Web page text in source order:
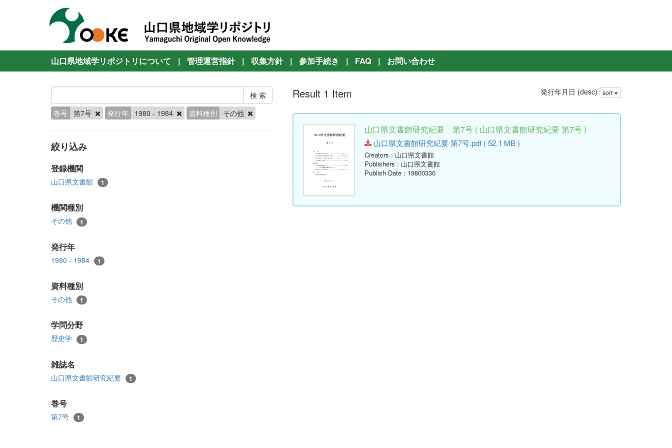
山口県地域学リポジトリについて | 管理運営指針 | 収集方針 | 参加手続き | FAQ | お問い合わせ
巻号 第7号 発行年 1980 - 1984 資料種別 その他
絞り込み
登録機関
山口県文書館 1
機関種別
その他 1
発行年
1980 - 1984 1
資料種別
その他 1
学問分野
歴史学 1
雑誌名
山口県文書館研究紀要 1
巻号
第7号 1
Result 1 Item 発行年月日 (desc) sort
山口県文書館研究紀要 第7号 ( 山口県文書館研究紀要 第7号 )
山口県文書館研究紀要 第7号.pdf ( 52.1 MB )
Creators : 山口県文書館
Publishers : 山口県文書館
Publish Date : 19800330